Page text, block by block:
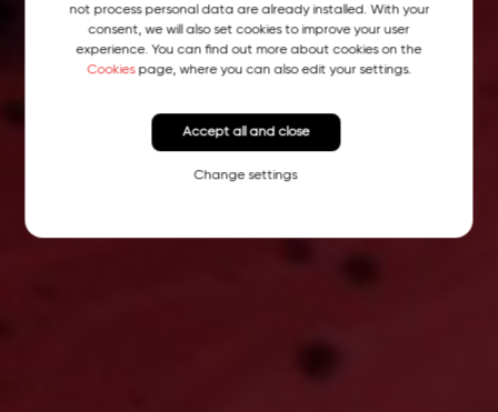
not process personal data are already installed. With your
consent, we will also set cookies to improve your user
experience. You can find out more about cookies on the
Cookiespage, where you can also edit your settings.
Change settings
Accept all and close